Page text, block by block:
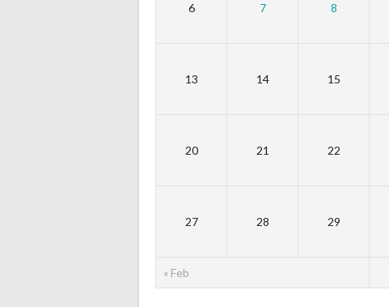
« Feb
6 7 8
13 14 15
20 21 22
27 28 29